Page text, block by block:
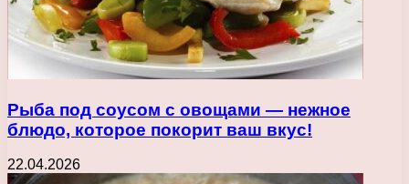
Рыба под соусом с овощами — нежное
блюдо, которое покорит ваш вкус!
22.04.2026